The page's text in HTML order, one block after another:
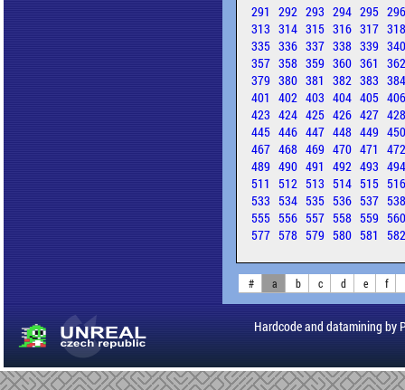
291 292 293 294 295
313 314 315 316 317
335 336 337 338 339
357 358 359 360 361
379 380 381 382 383
401 402 403 404 405
423 424 425 426 427
445 446 447 448 449
467 468 469 470 471
489 490 491 492 493
511 512 513 514 515
533 534 535 536 537
555 556 557 558 559
577 578 579 580 581
# a b c d e f
Hardcode and datamining by